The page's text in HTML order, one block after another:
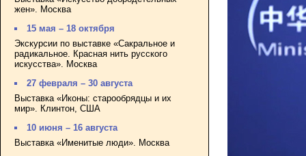
жен». Москва
15 мая – 18 октября
Экскурсии по выставке «Сакральное и
радикальное. Красная нить русского
искусства». Москва
27 февраля – 30 августа
Выставка «Иконы: старообрядцы и их
мир». Клинтон, США
10 июня – 16 августа
Выставка «Именитые люди». Москва